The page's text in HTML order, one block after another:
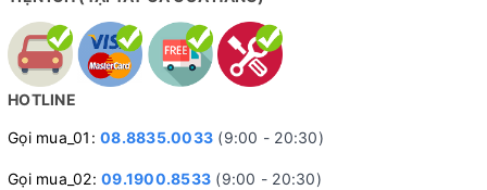
HOTLINE
Gọi mua_01: 08.8835.0033 (9:00 - 20:30)
Gọi mua_02: 09.1900.8533 (9:00 - 20:30)